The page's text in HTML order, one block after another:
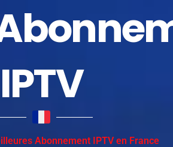
IPTV
Abonnement IPTV en France